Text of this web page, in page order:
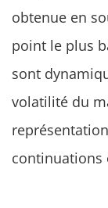
obtenue en
point le plus
sont
volatilité du
continuations